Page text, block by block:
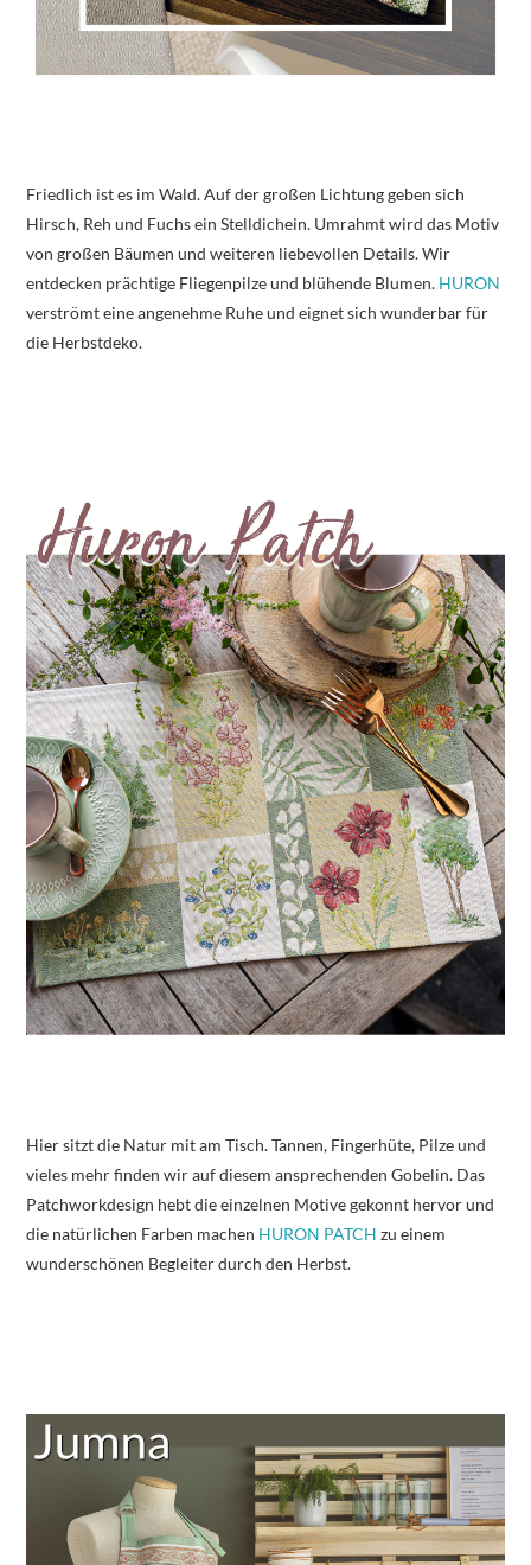
Friedlich ist es im Wald. Auf der großen Lichtung geben sich
Hirsch, Reh und Fuchs ein Stelldichein. Umrahmt wird das Motiv
von großen Bäumen und weiteren liebevollen Details. Wir
entdecken prächtige Fliegenpilze und blühende Blumen. HURON
verströmt eine angenehme Ruhe und eignet sich wunderbar für
die Herbstdeko.
Hier sitzt die Natur mit am Tisch. Tannen, Fingerhüte, Pilze und
vieles mehr finden wir auf diesem ansprechenden Gobelin. Das
Patchworkdesign hebt die einzelnen Motive gekonnt hervor und
die natürlichen Farben machen HURON PATCH zu einem
wunderschönen Begleiter durch den Herbst.